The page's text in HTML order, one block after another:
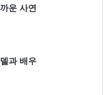
운 사연
과 배우